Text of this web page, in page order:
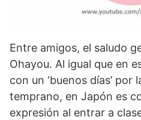
Entre amigos, el saludo
Ohayou. Al igual que en
con un ‘buenos días’ por
temprano, en Japón es
expresión al entrar a